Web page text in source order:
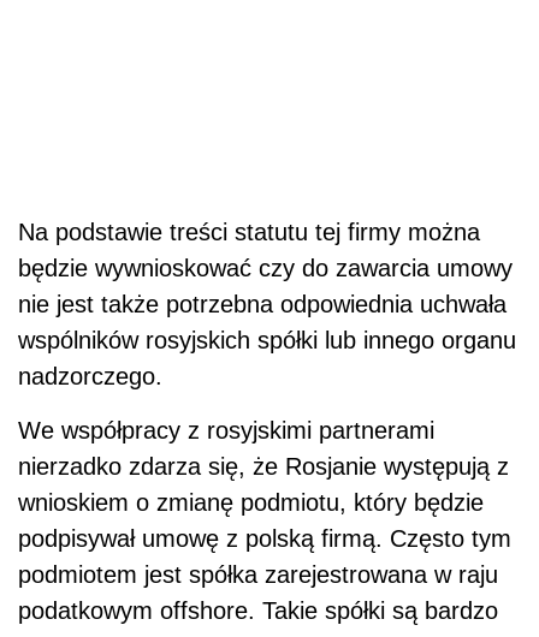
Na podstawie treści statutu tej firmy można
będzie wywnioskować czy do zawarcia umowy
nie jest także potrzebna odpowiednia uchwała
wspólników rosyjskich spółki lub innego organu
nadzorczego.
We współpracy z rosyjskimi partnerami
nierzadko zdarza się, że Rosjanie występują z
wnioskiem o zmianę podmiotu, który będzie
podpisywał umowę z polską firmą. Często tym
podmiotem jest spółka zarejestrowana w raju
podatkowym offshore. Takie spółki są bardzo